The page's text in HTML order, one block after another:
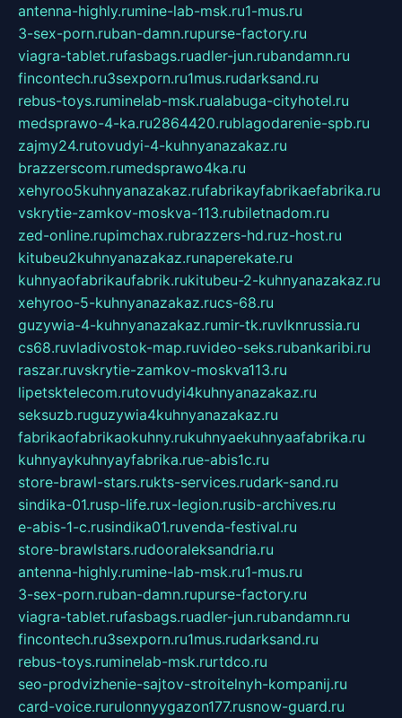
antenna-highly.rumine-lab-msk.ru1-mus.ru
3-sex-porn.ruban-damn.rupurse-factory.ru
viagra-tablet.rufasbags.ruadler-jun.rubandamn.ru
fincontech.ru3sexporn.ru1mus.rudarksand.ru
rebus-toys.ruminelab-msk.rualabuga-cityhotel.ru
medsprawo-4-ka.ru2864420.rublagodarenie-spb.ru
zajmy24.rutovudyi-4-kuhnyanazakaz.ru
brazzerscom.rumedsprawo4ka.ru
xehyroo5kuhnyanazakaz.rufabrikayfabrikaefabrika.ru
vskrytie-zamkov-moskva-113.rubiletnadom.ru
zed-online.rupimchax.rubrazzers-hd.ruz-host.ru
kitubeu2kuhnyanazakaz.runaperekate.ru
kuhnyaofabrikaufabrik.rukitubeu-2-kuhnyanazakaz.ru
xehyroo-5-kuhnyanazakaz.rucs-68.ru
guzywia-4-kuhnyanazakaz.rumir-tk.ruvlknrussia.ru
cs68.ruvladivostok-map.ruvideo-seks.rubankaribi.ru
raszar.ruvskrytie-zamkov-moskva113.ru
lipetsktelecom.rutovudyi4kuhnyanazakaz.ru
seksuzb.ruguzywia4kuhnyanazakaz.ru
fabrikaofabrikaokuhny.rukuhnyaekuhnyaafabrika.ru
kuhnyaykuhnyayfabrika.rue-abis1c.ru
store-brawl-stars.rukts-services.rudark-sand.ru
sindika-01.rusp-life.rux-legion.rusib-archives.ru
e-abis-1-c.rusindika01.ruvenda-festival.ru
store-brawlstars.rudooraleksandria.ru
antenna-highly.rumine-lab-msk.ru1-mus.ru
3-sex-porn.ruban-damn.rupurse-factory.ru
viagra-tablet.rufasbags.ruadler-jun.rubandamn.ru
fincontech.ru3sexporn.ru1mus.rudarksand.ru
rebus-toys.ruminelab-msk.rurtdco.ru
seo-prodvizhenie-sajtov-stroitelnyh-kompanij.ru
card-voice.rurulonnyygazon177.rusnow-guard.ru